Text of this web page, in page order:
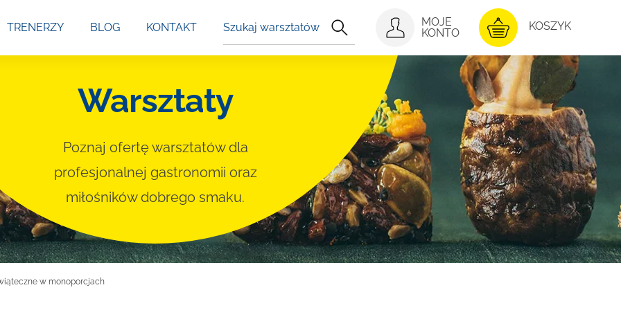
TRENERZY BLOG KONTAKT
Szukaj
warsztatów
MOJE
KONTO
Warsztaty
Poznaj ofertę warsztatów dla
profesjonalnej gastronomii oraz
miłośników dobrego smaku.
w monoporcjach